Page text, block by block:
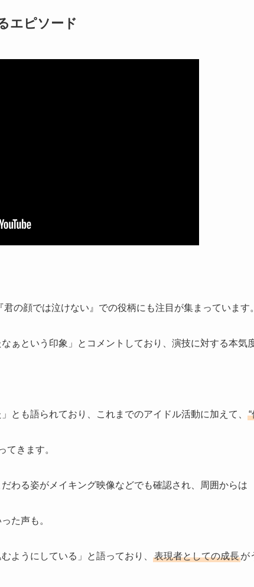
エピソード
の顔では泣けない』での役柄にも注目が集まっています。
ぁという印象」とコメントしており、演技に対する本気
とも語られており、これまでのアイドル活動に加えて、
てきます。
わる姿がメイキング映像などでも確認され、周囲からは
た声も。
ようにしている」と語っており、 表現者としての成長が